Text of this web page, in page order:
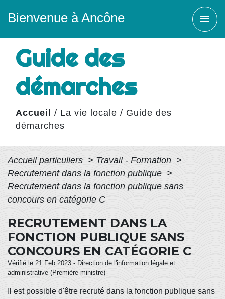
Bienvenue à Ancône menu
Guide des
démarches
Accueil / La vie locale / Guide des
démarches
Accueil particuliers > Travail - Formation >
Recrutement dans la fonction publique >
Recrutement dans la fonction publique sans
concours en catégorie C
RECRUTEMENT DANS LA
FONCTION PUBLIQUE SANS
CONCOURS EN CATÉGORIE C
Vérifié le 21 Feb 2023 - Direction de l'information légale et
administrative (Première ministre)
Il est possible d'être recruté dans la fonction publique sans